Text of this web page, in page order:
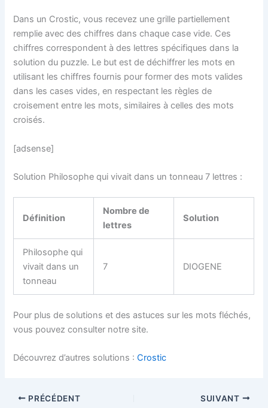
Dans un Crostic, vous recevez une grille partiellement
remplie avec des chiffres dans chaque case vide. Ces
chiffres correspondent à des lettres spécifiques dans la
solution du puzzle. Le but est de déchiffrer les mots en
utilisant les chiffres fournis pour former des mots valides
dans les cases vides, en respectant les règles de
croisement entre les mots, similaires à celles des mots
croisés.
[adsense]
Solution Philosophe qui vivait dans un tonneau 7 lettres :
Définition
Nombre de
lettres
Solution
Philosophe qui
vivait dans un
tonneau
7 DIOGENE
Pour plus de solutions et des astuces sur les mots fléchés,
vous pouvez consulter notre site.
Découvrez d’autres solutions :Crostic
PRÉCÉDENT SUIVANT